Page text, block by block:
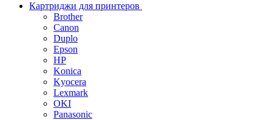
Картриджи для принтеров
Brother
Canon
Duplo
Epson
HP
Konica
Kyocera
Lexmark
OKI
Panasonic